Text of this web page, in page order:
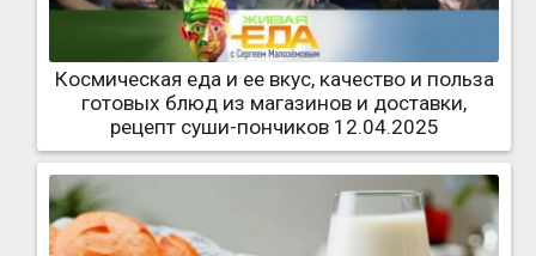
Космическая еда и ее вкус, качество и польза
готовых блюд из магазинов и доставки,
рецепт суши-пончиков 12.04.2025